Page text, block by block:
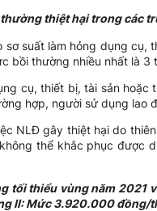
thiệt hại trong các
sơ suất làm hỏng dụng cụ,
bồi thường nhiều nhất là 3
cụ, thiết bị, tài sản
hợp, người sử dụng lao
NLĐ gây thiệt hại do
thể khắc phục được
tối thiểu vùng năm 2021
II: Mức 3.920.000 đồng/